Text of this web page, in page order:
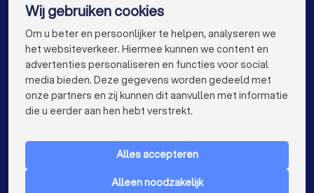
Architecten in Hasselt
Architecten in Sint-Niklaas
Architecten in Genk
Architecten in Roeselare
Architecten in Beveren
Architecten in Dendermonde
Architecten in Heist-op-den-Berg
Architecten in Sint-Truiden
Architecten in Lokeren
VOOR PARTICULIEREN keyboard_arrow_down
Wij gebruiken cookies
Om u beter en persoonlijker te helpen, analyseren we
het websiteverkeer. Hiermee kunnen we content en
advertenties personaliseren en functies voor social
media bieden. Deze gegevens worden gedeeld met
onze partners en zij kunnen dit aanvullen met informatie
die u eerder aan hen hebt verstrekt.
Alles accepteren
Alleen noodzakelijk